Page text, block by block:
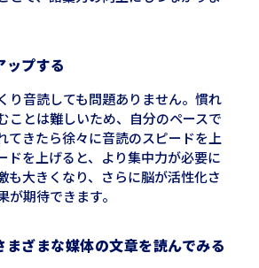
ップする
り音読しても問題ありません。慣れ
ことは難しいため、自分のペースで
てきたら徐々に音読のスピードを上
ドを上げると、より集中力が必要に
も大きくなり、さらに脳が活性化さ
期待できます。
ざまな媒体の文章を読んでみる